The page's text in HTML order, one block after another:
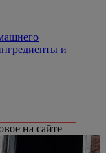
и
на сайте